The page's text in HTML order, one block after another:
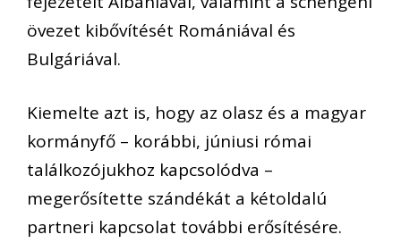
övezet kibővítését Romániával és
Bulgáriával.
Kiemelte azt is, hogy az olasz és a magyar
kormányfő – korábbi, júniusi római
találkozójukhoz kapcsolódva –
megerősítette szándékát a kétoldalú
partneri kapcsolat további erősítésére.